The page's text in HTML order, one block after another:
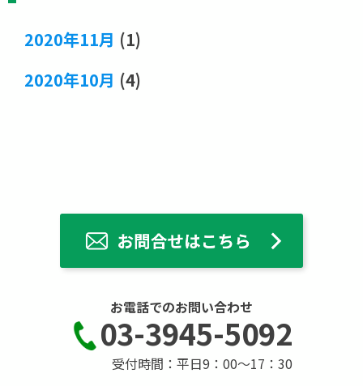
2020年11月 (1)
2020年10月 (4)
お電話でのお問い合わせ
03-3945-5092
受付時間：平日9：00～17：30